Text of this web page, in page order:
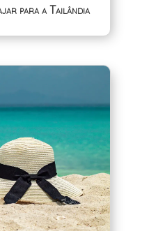
para a Tailândia